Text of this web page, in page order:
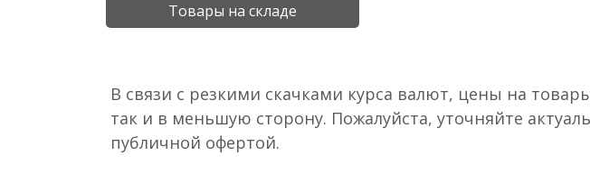
Товары на складе
В связи с резкими скачками курса валют, цены на
так и в меньшую сторону. Пожалуйста, уточняйте
публичной офертой.